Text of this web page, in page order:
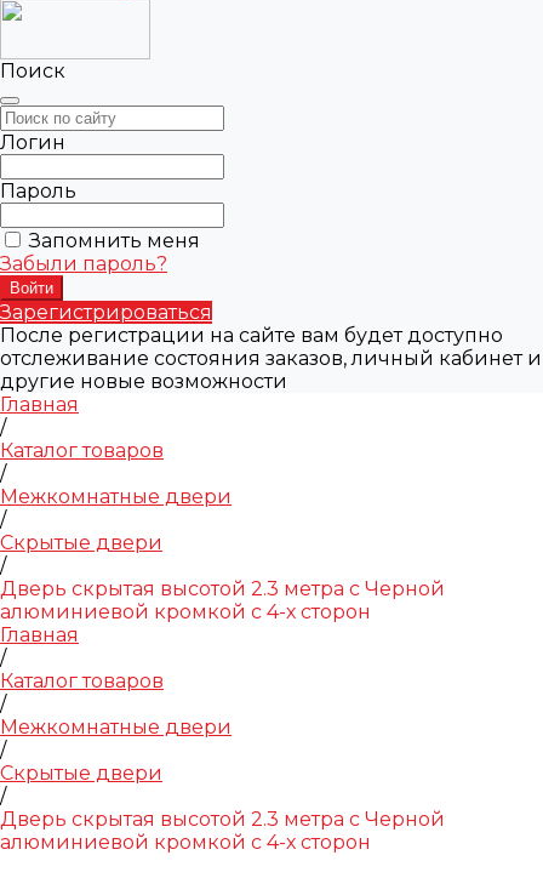
Поиск
Логин
Пароль
Запомнить меня
Забыли пароль?
Зарегистрироваться
После регистрации на сайте вам будет доступно
отслеживание состояния заказов, личный кабинет и
другие новые возможности
Главная
/
Каталог товаров
/
Межкомнатные двери
/
Скрытые двери
/
Дверь скрытая высотой 2.3 метра с Черной
алюминиевой кромкой с 4-х сторон
Главная
/
Каталог товаров
/
Межкомнатные двери
/
Скрытые двери
/
Дверь скрытая высотой 2.3 метра с Черной
алюминиевой кромкой с 4-х сторон